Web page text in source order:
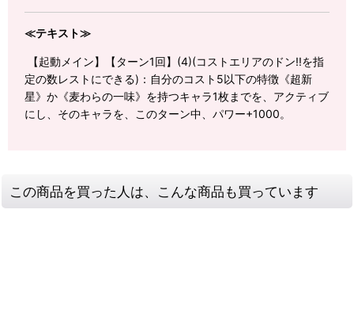
≪テキスト≫
【起動メイン】【ターン1回】(4)(コストエリアのドン!!を指
定の数レストにできる)：自分のコスト5以下の特徴《超新
星》か《麦わらの一味》を持つキャラ1枚までを、アクティブ
にし、そのキャラを、このターン中、パワー+1000。
この商品を買った人は、こんな商品も買っています